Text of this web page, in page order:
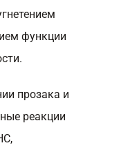
функции
прозака и
реакции